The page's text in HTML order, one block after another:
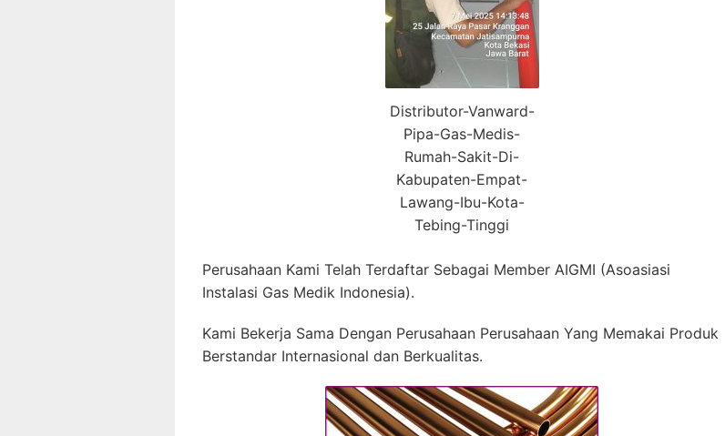
Distributor-Vanward-
Pipa-Gas-Medis-
Rumah-Sakit-Di-
Kabupaten-Empat-
Lawang-Ibu-Kota-
Tebing-Tinggi
Perusahaan Kami Telah Terdaftar Sebagai Member AIGMI (Asoasiasi
Instalasi Gas Medik Indonesia).
Kami Bekerja Sama Dengan Perusahaan Perusahaan Yang Memakai Produk
Berstandar Internasional dan Berkualitas.